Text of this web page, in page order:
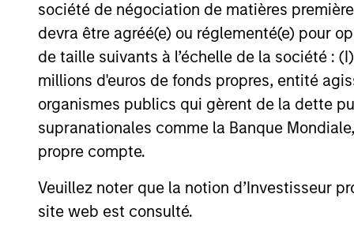
société de négociation de matières
devra être agréé(e) ou réglementé(e) pour
de taille suivants à l’échelle de la société :
millions d'euros de fonds propres, entité
organismes publics qui gèrent de la dette
supranationales comme la Banque
propre compte.
Veuillez noter que la notion d’Investisseur
site web est consulté.
synthétique sur la manière dont les
marchés ont traversé les incertitudes de
juin, le soutien apporté par la demande de
actifs titrisés, ainsi que les opportunités
que nous identifions dans un contexte de
valorisations serrées et de dispersion
croissante. Cliquez ici pour accéder à la
vidéo complète.
28-JUL-2026
May not represent all Team Members.